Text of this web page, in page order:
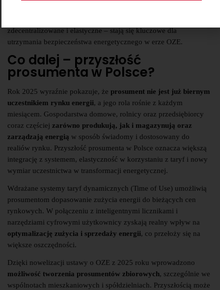
zdecentralizowane i elastyczne – stają się kluczowe dla
utrzymania bezpieczeństwa energetycznego w erze OZE.
Co dalej – przyszłość
prosumenta w Polsce?
Rok 2025 wyraźnie pokazuje, że prosument nie jest już biernym
uczestnikiem rynku energii, a jego rola rośnie z każdym
miesiącem. Gospodarstwa domowe, rolnicy oraz przedsiębiorcy
coraz częściej zarówno produkują, jak i magazynują oraz
zarządzają energią w sposób świadomy i dostosowany do
realiów rynku. Przyszłość prosumenta w Polsce oznacza większą
integrację z systemem, elastyczność w korzystaniu z taryf i nowy
wymiar uczestnictwa w transformacji energetycznej.
Wdrażane systemy taryf dynamicznych (Time of Use) umożliwią
prosumentom dopasowanie zużycia energii do bieżących cen
rynkowych. W połączeniu z inteligentnymi licznikami i
narzędziami cyfrowymi użytkownicy zyskają realny wpływ na
optymalizację zużycia i sprzedaży energii, co przełoży się na
większe oszczędności.
Dzięki nowelizacji ustawy o OZE z 2025 roku wprowadzono
możliwość tworzenia prosumentów zbiorowych, szczególnie we
wspólnotach mieszkaniowych i spółdzielniach. Przyszłością może